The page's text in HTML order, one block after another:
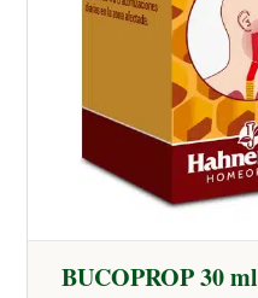
BUCOPROP 30 ml